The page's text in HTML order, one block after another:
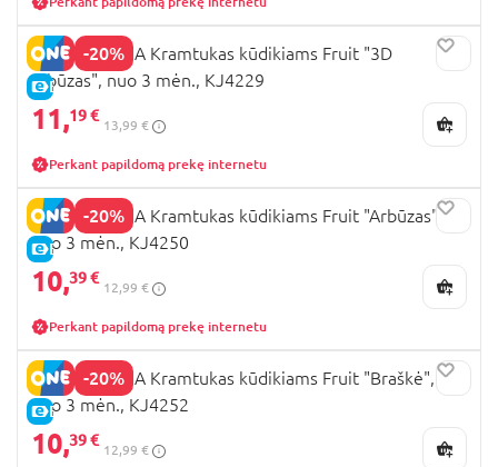
-20%
E-KAINA
EDISONMAMA Kramtukas kūdikiams Fruit "3D
arbūzas", nuo 3 mėn., KJ4229
11,19 €
13,99 €
Perkant papildomą prekę internetu
-20%
E-KAINA
EDISONMAMA Kramtukas kūdikiams Fruit "Arbūzas",
nuo 3 mėn., KJ4250
10,39 €
12,99 €
Perkant papildomą prekę internetu
-20%
E-KAINA
EDISONMAMA Kramtukas kūdikiams Fruit "Braškė",
nuo 3 mėn., KJ4252
10,39 €
12,99 €